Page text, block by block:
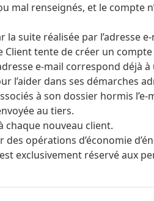
mal renseignés, et le compte
la suite réalisée par l’adresse
Client tente de créer un
e-mail correspond déjà
l’aider dans ses démarches
à son dossier hormis
au tiers.
chaque nouveau client.
opérations d’économie
exclusivement réservé aux